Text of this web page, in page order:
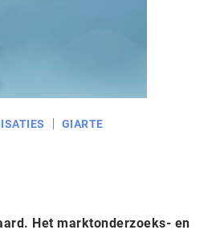
GIARTE
Het marktonderzoeks- en